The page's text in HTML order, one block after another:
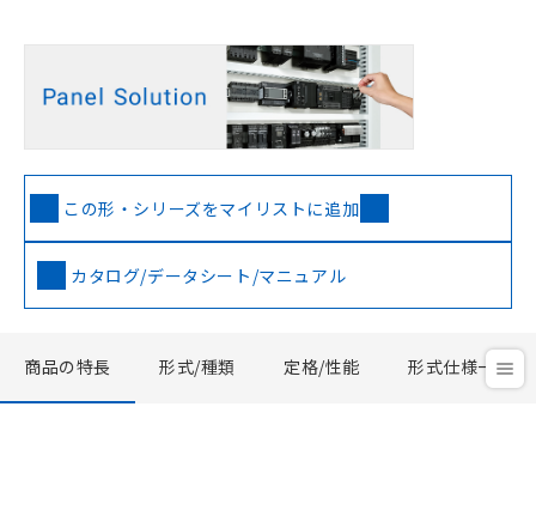
この形・シリーズをマイリストに追加
カタログ/データシート/マニュアル
商品の特長 形式/種類 定格/性能 形式仕様一覧